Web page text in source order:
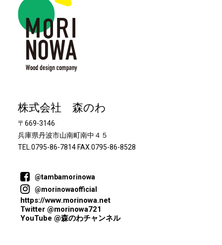
株式会社 森のわ
〒669-3146
兵庫県丹波市山南町南中４５
TEL.0795-86-7814 FAX.0795-86-8528
@tambamorinowa
@morinowaofficial
https://www.morinowa.net
Twitter @morinowa721
YouTube @森のわチャンネル